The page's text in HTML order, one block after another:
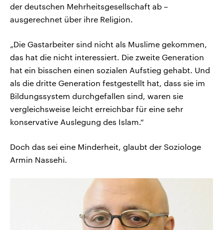
der deutschen Mehrheitsgesellschaft ab –
ausgerechnet über ihre Religion.
„Die Gastarbeiter sind nicht als Muslime gekommen,
das hat die nicht interessiert. Die zweite Generation
hat ein bisschen einen sozialen Aufstieg gehabt. Und
als die dritte Generation festgestellt hat, dass sie im
Bildungssystem durchgefallen sind, waren sie
vergleichsweise leicht erreichbar für eine sehr
konservative Auslegung des Islam.“
Doch das sei eine Minderheit, glaubt der Soziologe
Armin Nassehi.